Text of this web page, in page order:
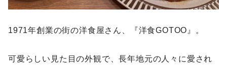
1971年創業の街の洋食屋さん、『洋食GOTOO』。
可愛らしい見た目の外観で、長年地元の人々に愛され